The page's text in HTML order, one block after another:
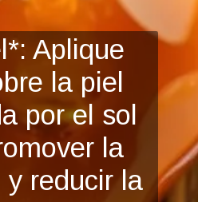
Aplique
la piel
por el sol
la
y reducir la